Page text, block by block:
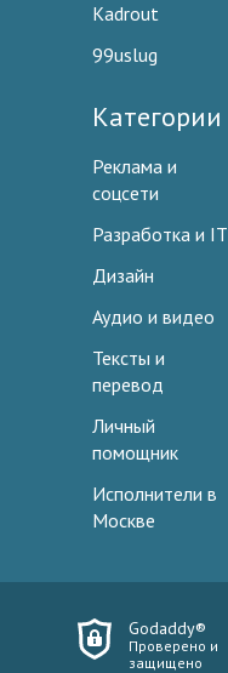
Kadrout
99uslug
Категории
Реклама и
соцсети
Разработка и IT
Дизайн
Аудио и видео
Тексты и
перевод
Личный
помощник
Исполнители в
Москве
Godaddy®
Проверено и
защищено